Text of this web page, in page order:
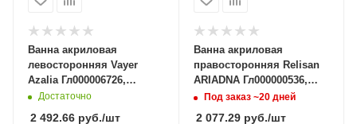
Ванна акриловая
левосторонняя Vayer
Azalia Гл000006726,
160x105
Достаточно
2 492.66 руб./шт
Ванна акриловая
правосторонняя Relisan
ARIADNA Гл000000536,
160x105
Под заказ ~20 дней
2 077.29руб./шт